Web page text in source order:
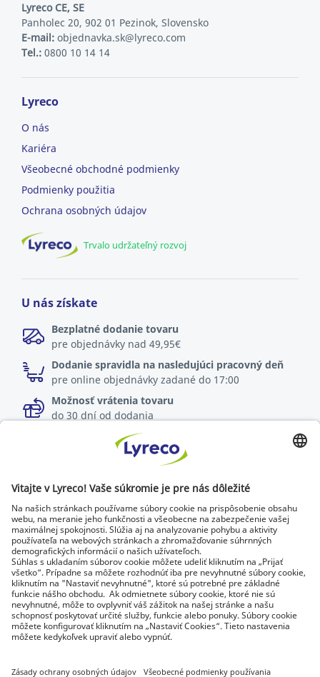
Lyreco CE, SE
Panholec 20, 902 01 Pezinok, Slovensko
E-mail: objednavka.sk@lyreco.com
Tel.: 0800 10 14 14
Lyreco
O nás
Kariéra
Všeobecné obchodné podmienky
Podmienky použitia
Ochrana osobných údajov
Trvalo udržateľný rozvoj
U nás získate
Bezplatné dodanie tovaru
pre objednávky nad 49,95€
Dodanie spravidla na nasledujúci pracovný deň
pre online objednávky zadané do 17:00
Možnosť vrátenia tovaru
do 30 dní od dodania
Špecialista na každé pracovisko
Najnovšie správy a rady od odborníkov
Objavte Lyreco riešenia pre ekologickejšie pracoviská
© Lyreco 2026 | Dodávame výhradne firmám a
podnikateľom. Všetky ceny sú uvedené bez DPH. Právo
spotrebiteľa na odstúpenie od zmluvy sa neuplatňuje.
Identifikačné údaje|Všeobecné obchodné